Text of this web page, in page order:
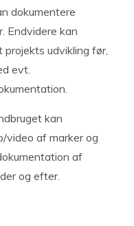
dokumentere
Endvidere kan
udvikling før,
evt.
kan
af marker og
af
og efter.